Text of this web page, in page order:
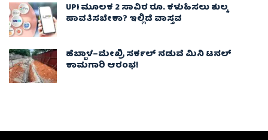
UPI ಮೂಲಕ 2 ಸಾವಿರ ರೂ. ಕಳುಹಿಸಲು ಶುಲ್ಕ
ಪಾವತಿಸಬೇಕಾ? ಇಲ್ಲಿದೆ ವಾಸ್ತವ
ಹೆಬ್ಬಾಳ–ಮೇಖ್ರಿ ಸರ್ಕಲ್ ನಡುವೆ ಮಿನಿ ಟನಲ್
ಕಾಮಗಾರಿ ಆರಂಭ!